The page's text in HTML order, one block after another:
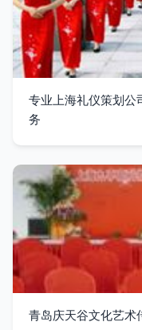
专业上海礼仪策划公
务
青岛庆天谷文化艺术